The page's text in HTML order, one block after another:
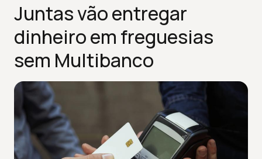
Juntas vão entregar
dinheiro em freguesias
sem Multibanco